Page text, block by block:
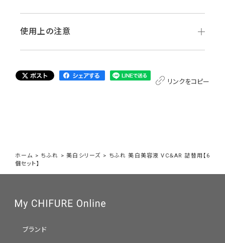
使用上の注意
リンクをコピー
ホーム > ちふれ >美白シリーズ > ちふれ 美白美容液 VC＆AR 詰替用【6
個セット】
ブランド